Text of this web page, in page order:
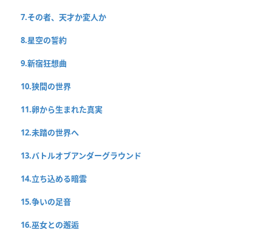
7.その者、天才か変人か
8.星空の誓約
9.新宿狂想曲
10.狭間の世界
11.卵から生まれた真実
12.未踏の世界へ
13.バトルオブアンダーグラウンド
14.立ち込める暗雲
15.争いの足音
16.巫女との邂逅